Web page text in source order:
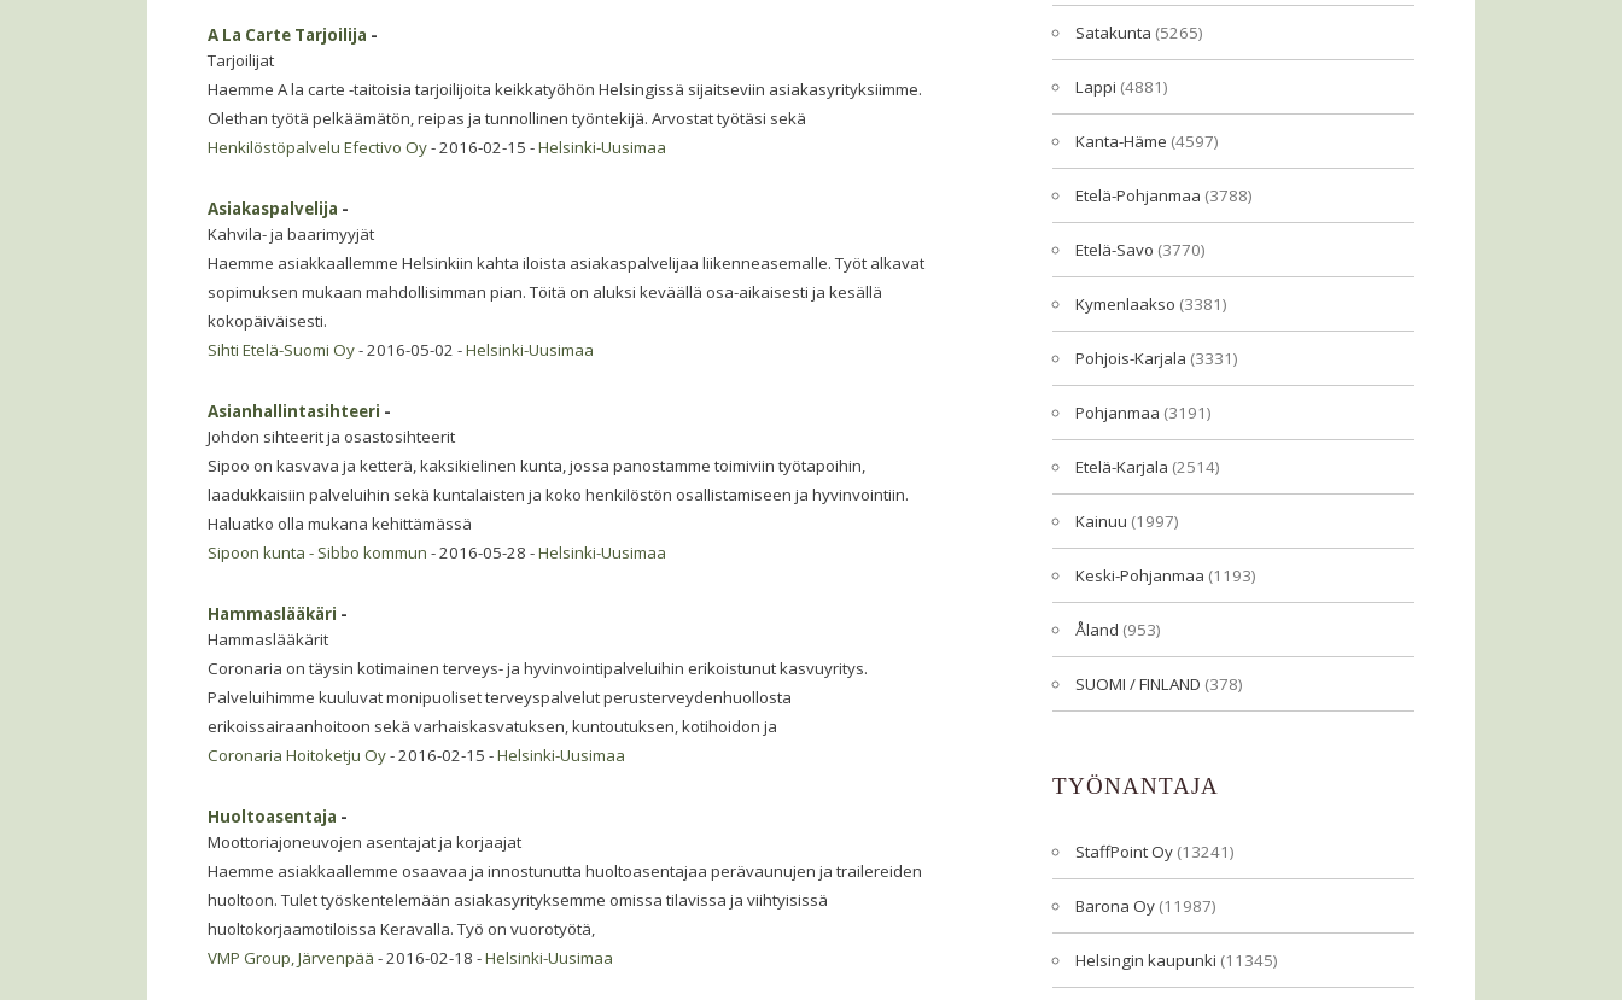
A La Carte Tarjoilija -
Tarjoilijat
Haemme A la carte -taitoisia tarjoilijoita keikkatyöhön Helsingissä sijaitseviin asiakasyrityksiimme.
Olethan työtä pelkäämätön, reipas ja tunnollinen työntekijä. Arvostat työtäsi sekä
Henkilöstöpalvelu Efectivo Oy- 2016-02-15 -Helsinki-Uusimaa
Asiakaspalvelija -
Kahvila- ja baarimyyjät
Haemme asiakkaallemme Helsinkiin kahta iloista asiakaspalvelijaa liikenneasemalle. Työt alkavat
sopimuksen mukaan mahdollisimman pian. Töitä on aluksi keväällä osa-aikaisesti ja kesällä
kokopäiväisesti.
Sihti Etelä-Suomi Oy- 2016-05-02 -Helsinki-Uusimaa
Asianhallintasihteeri -
Johdon sihteerit ja osastosihteerit
Sipoo on kasvava ja ketterä, kaksikielinen kunta, jossa panostamme toimiviin työtapoihin,
laadukkaisiin palveluihin sekä kuntalaisten ja koko henkilöstön osallistamiseen ja hyvinvointiin.
Haluatko olla mukana kehittämässä
Sipoon kunta - Sibbo kommun - 2016-05-28 -Helsinki-Uusimaa
Hammaslääkäri -
Hammaslääkärit
Coronaria on täysin kotimainen terveys- ja hyvinvointipalveluihin erikoistunut kasvuyritys.
Palveluihimme kuuluvat monipuoliset terveyspalvelut perusterveydenhuollosta
erikoissairaanhoitoon sekä varhaiskasvatuksen, kuntoutuksen, kotihoidon ja
Coronaria Hoitoketju Oy- 2016-02-15 -Helsinki-Uusimaa
Huoltoasentaja -
Moottoriajoneuvojen asentajat ja korjaajat
Haemme asiakkaallemme osaavaa ja innostunutta huoltoasentajaa perävaunujen ja trailereiden
huoltoon. Tulet työskentelemään asiakasyrityksemme omissa tilavissa ja viihtyisissä
huoltokorjaamotiloissa Keravalla. Työ on vuorotyötä,
VMP Group, Järvenpää - 2016-02-18 -Helsinki-Uusimaa
Satakunta (5265)
Lappi (4881)
Kanta-Häme (4597)
Etelä-Pohjanmaa (3788)
Etelä-Savo (3770)
Kymenlaakso (3381)
Pohjois-Karjala (3331)
Pohjanmaa (3191)
Etelä-Karjala (2514)
Kainuu (1997)
Keski-Pohjanmaa (1193)
Åland (953)
SUOMI / FINLAND (378)
TYÖNANTAJA
StaffPoint Oy (13241)
Barona Oy (11987)
Helsingin kaupunki (11345)